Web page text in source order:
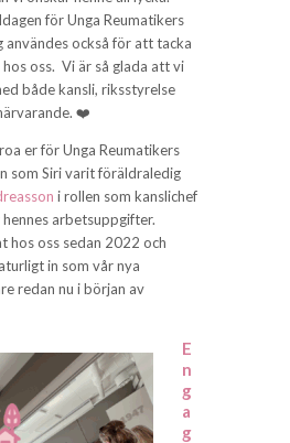
för Unga Reumatikers
användes också för att tacka
oss. Vi är så glada att vi
både kansli, riksstyrelse
❤️
er för Unga Reumatikers
som Siri varit föräldraledig
i rollen som kanslichef
arbetsuppgifter.
hos oss sedan 2022 och
in som vår nya
redan nu i början av
E
n
g
a
g